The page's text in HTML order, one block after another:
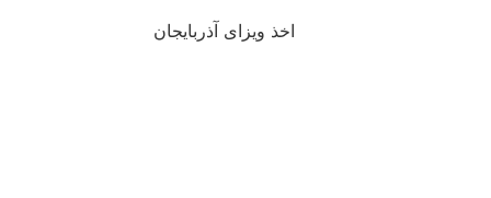
اخذ ویزای آذربایجان